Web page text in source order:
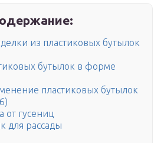
из пластиковых бутылок
бутылок в форме
пластиковых бутылок
от гусениц
для рассады